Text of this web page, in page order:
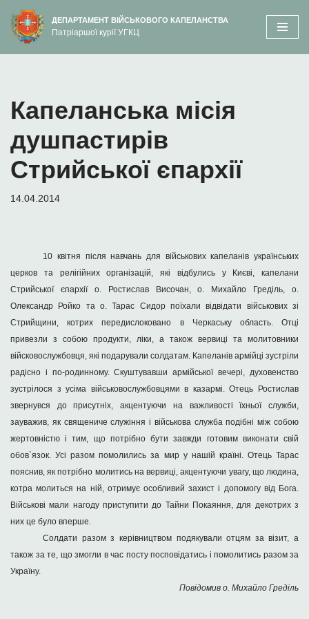
вмісту
Перейти
до
ДЕПАРТАМЕНТ ВІЙСЬКОВОГО КАПЕЛАНСТВА
Патріаршої курії УГКЦ
Капеланська місія
душпастирів
Стрийської єпархії
14.04.2014
10 квітня після навчань для військових капеланів українських
церков та релігійних організацій, які відбулись у Києві, капелани
Стрийської єпархії о. Ростислав Височан, о. Михайло Греділь, о.
Олександр Ройко та о. Тарас Сидор поїхали відвідати військових зі
Стрийщини, котрих передислоковано в Черкаську область. Отці
привезли з собою продукти, ліки, а також вервиці та молитовники
війсковослужбовця, які подарували солдатам. Капеланів армійці зустріли
радісно і по-родинному. Скуштувавши армійської вечері, духовенство
зустрілося з усіма військовослужбовцями в казармі. Отець Ростислав
звернувся до присутніх, акцентуючи на важливості їхньої служби,
зауважив, як священиче служіння і військова служба подібні між собою
жертовністю і тим, що потрібно бути завжди готовим виконати свій
обов`язок. Усі разом помолились за мир у нашій країні. Отець Тарас
пояснив, як потрібно молитись на вервиці, акцентуючи увагу, що людина,
котра молиться на ній, отримує особливий захист і допомогу від Бога.
Військові мали нагоду приступити до Тайни Покаяння, для декотрих з
них це було вперше.
Солдати разом з керівництвом подякували отцям за візит, а
також за те, що змогли в час посту посповідатись і помолитись разом за
Україну.
Повідомив о. Михайло Греділь